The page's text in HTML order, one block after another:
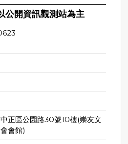
公開資訊觀測站為主
正區公園路30號10樓(崇友文
會館)